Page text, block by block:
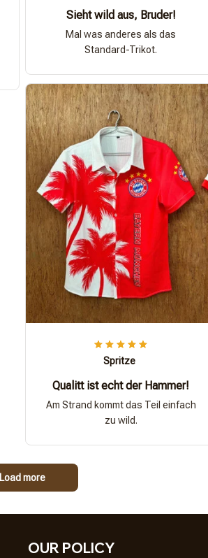
Sieht wild aus, Bruder!
Mal was anderes als das
Standard-Trikot.
Spritze
Qualitt ist echt der Hammer!
Am Strand kommt das Teil einfach
zu wild.
Load more
OUR POLICY